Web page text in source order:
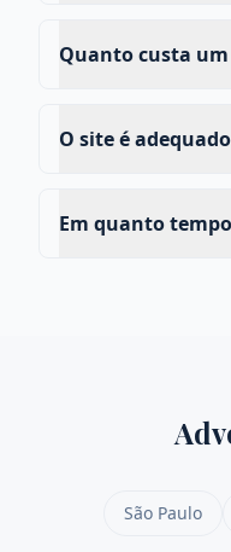
Quanto custa um
O site é
Em quanto
São Paulo